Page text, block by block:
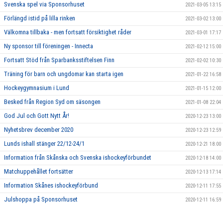
Svenska spel via Sponsorhuset 2021-03-05 13:15
Förlängd istid på lilla rinken 2021-03-02 13:00
Välkomna tillbaka - men fortsatt försiktighet råder 2021-03-01 17:17
Ny sponsor till föreningen - Innecta 2021-02-12 15:00
Fortsatt Stöd från Sparbanksstiftelsen Finn 2021-02-02 10:30
Träning för barn och ungdomar kan starta igen 2021-01-22 16:58
Hockeygymnasium i Lund 2021-01-15 12:00
Besked från Region Syd om säsongen 2021-01-08 22:04
God Jul och Gott Nytt År! 2020-12-23 13:00
Nyhetsbrev december 2020 2020-12-23 12:59
Lunds ishall stänger 22/12-24/1 2020-12-21 18:00
Information från Skånska och Svenska ishockeyförbundet 2020-12-18 14:00
Matchuppehållet fortsätter 2020-12-13 17:14
Information Skånes ishockeyförbund 2020-12-11 17:55
Julshoppa på Sponsorhuset 2020-12-11 16:59